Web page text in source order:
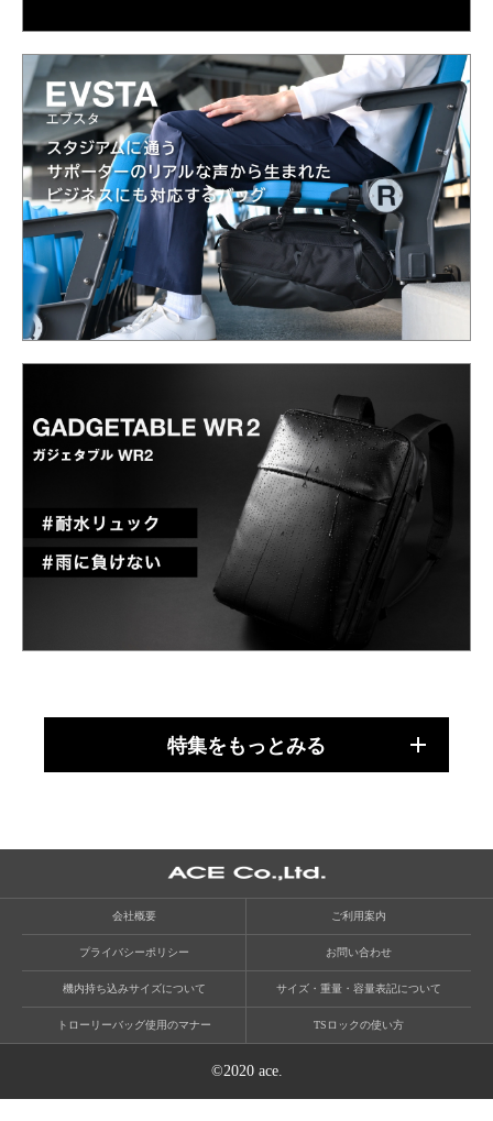
特集をもっとみる
会社概要 ご利用案内
プライバシーポリシー お問い合わせ
機内持ち込みサイズについて サイズ・重量・容量表記について
トローリーバッグ使用のマナー TSロックの使い方
©2020 ace.